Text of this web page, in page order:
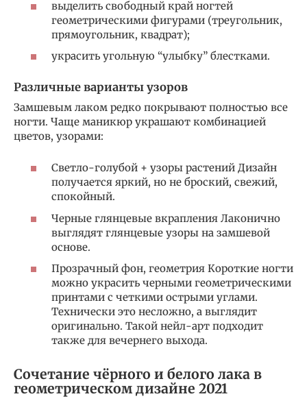
выделить свободный край ногтей
геометрическими фигурами (треугольник,
прямоугольник, квадрат);
украсить угольную “улыбку” блестками.
Различные варианты узоров
Замшевым лаком редко покрывают полностью все
ногти. Чаще маникюр украшают комбинацией
цветов, узорами:
Светло-голубой + узоры растений Дизайн
получается яркий, но не броский, свежий,
спокойный.
Черные глянцевые вкрапления Лаконично
выглядят глянцевые узоры на замшевой
основе.
Прозрачный фон, геометрия Короткие ногти
можно украсить черными геометрическими
принтами с четкими острыми углами.
Технически это несложно, а выглядит
оригинально. Такой нейл-арт подходит
также для вечернего выхода.
Сочетание чёрного и белого лака в
геометрическом дизайне 2021